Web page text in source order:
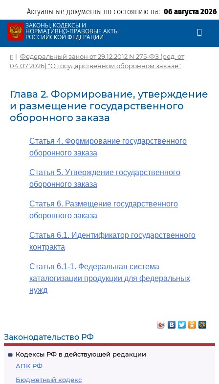
Актуальные документы по состоянию на: 06 августа 2026
ЗАКОНЫ, КОДЕКСЫ И
НОРМАТИВНО-ПРАВОВЫЕ АКТЫ
РОССИЙСКОЙ ФЕДЕРАЦИИ
Законодательство РФ
Кодексы РФ в действующей редакции
АПК РФ
Бюджетный кодекс
| Федеральный закон от 29.12.2012 N 275-ФЗ (ред. от
04.07.2026) "О государственном оборонном заказе"
Глава 2. Формирование, утверждение
и размещение государственного
оборонного заказа
Статья 4. Формирование государственного
оборонного заказа
Статья 5. Утверждение государственного
оборонного заказа
Статья 6. Размещение государственного
оборонного заказа
Статья 6.1. Идентификатор государственного
контракта
Статья 6.1-1. Федеральная система
каталогизации продукции для федеральных
нужд